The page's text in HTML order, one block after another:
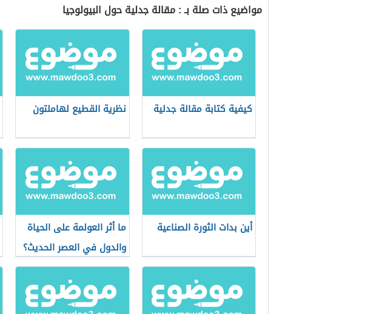
مواضيع ذات صلة بـ : مقالة جدلية حول البيولوجيا
كيفية كتابة مقالة جدلية نظرية القطيع لهاملتون
أين بدات الثورة الصناعية
ما أثر العولمة على الحياة
والدول في العصر الحديث؟